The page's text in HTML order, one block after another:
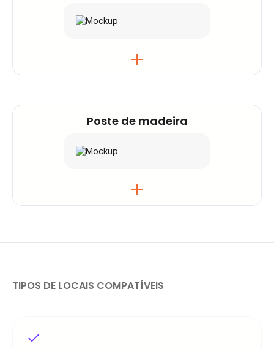
frequentadas pelo público. Este modelo foi
Uma caixa-ninho que se integra em ambientes
e áreas protegidas.
Poste de madeira
Um poste de madeira que oculta
caminhos rurais e locais de património onde o
TIPOS DE LOCAIS COMPATÍVEIS